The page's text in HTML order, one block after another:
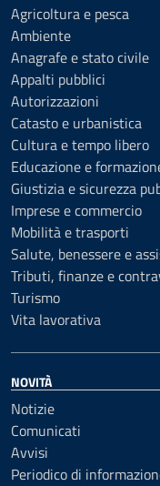
Agricoltura e pesca
Ambiente
Anagrafe e stato civile
Appalti pubblici
Autorizzazioni
Catasto e urbanistica
Cultura e tempo libero
Educazione e
Giustizia e sicurezza
Imprese e commercio
Mobilità e trasporti
Salute, benessere e
Tributi, finanze e
Turismo
Vita lavorativa
NOVITÀ
Notizie
Comunicati
Avvisi
Periodico di